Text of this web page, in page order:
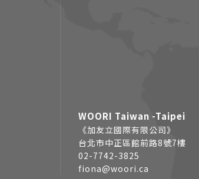
WOORI Taiwan -Taipei
《加友立國際有限公司》
台北市中正區館前路8號7樓
02-7742-3825
fiona@woori.ca